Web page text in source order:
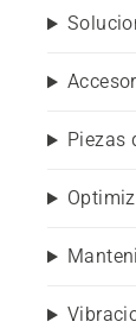
Piezas